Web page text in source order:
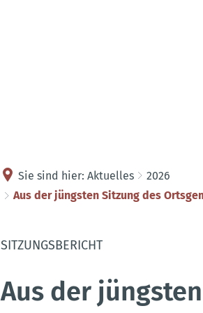
Sie sind hier: Aktuelles
2026
Aus der jüngsten Sitzung des
SITZUNGSBERICHT
Aus der